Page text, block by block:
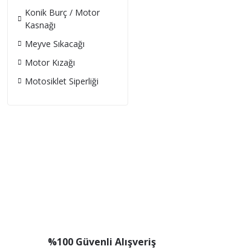
Konik Burç / Motor
Kasnağı
Meyve Sıkacağı
Motor Kızağı
Motosiklet Siperliği
%100 Güvenli Alışveriş